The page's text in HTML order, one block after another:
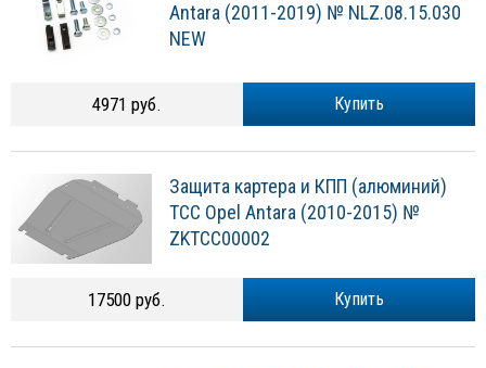
Antara (2011-2019) № NLZ.08.15.030
NEW
Купить
4971 руб.
Защита картера и КПП (алюминий)
ТСС Opel Antara (2010-2015) №
ZKTCC00002
Купить
17500 руб.